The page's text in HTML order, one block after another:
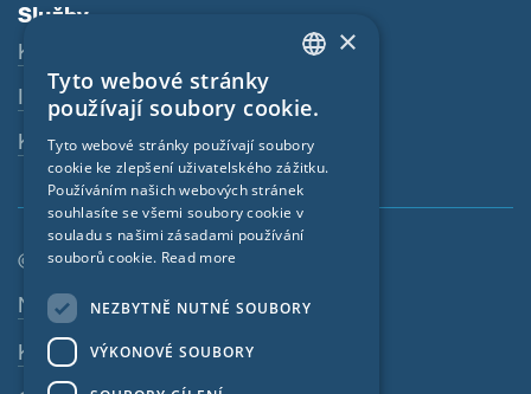
Služby
Ke stažení
Internetový obchod
Kontaktní osoba
© SIGA 2026
Navigace zápatí
Nabídky práce
Kontakt
FRENCH
CZECH
×
Tyto webové stránky
používají soubory cookie.
Tyto webové stránky používají soubory
cookie ke zlepšení uživatelského zážitku.
Používáním našich webových stránek
souhlasíte se všemi soubory cookie v
souladu s našimi zásadami používání
souborů cookie. Read more
NEZBYTNĚ NUTNÉ SOUBORY
VÝKONOVÉ SOUBORY